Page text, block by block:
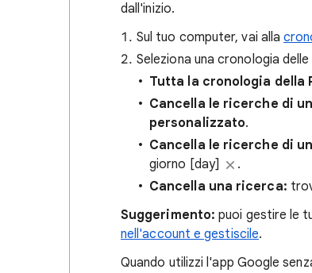
dall'inizio.
Sul tuo computer, vai alla
Seleziona una cronologia
Tutta la cronologia della
Cancella le ricerche di
personalizzato.
Cancella le ricerche di
giorno [day]
.
Cancella una ricerca:
Suggerimento:puoi gestire le
nell'account e gestiscile.
Quando utilizzi l'app Google